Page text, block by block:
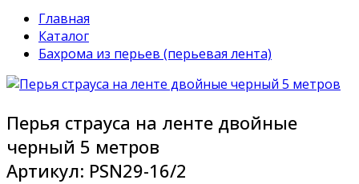
Главная
Каталог
Бахрома из перьев (перьевая лента)
Перья страуса на ленте двойные
черный 5 метров
Артикул: PSN29-16/2